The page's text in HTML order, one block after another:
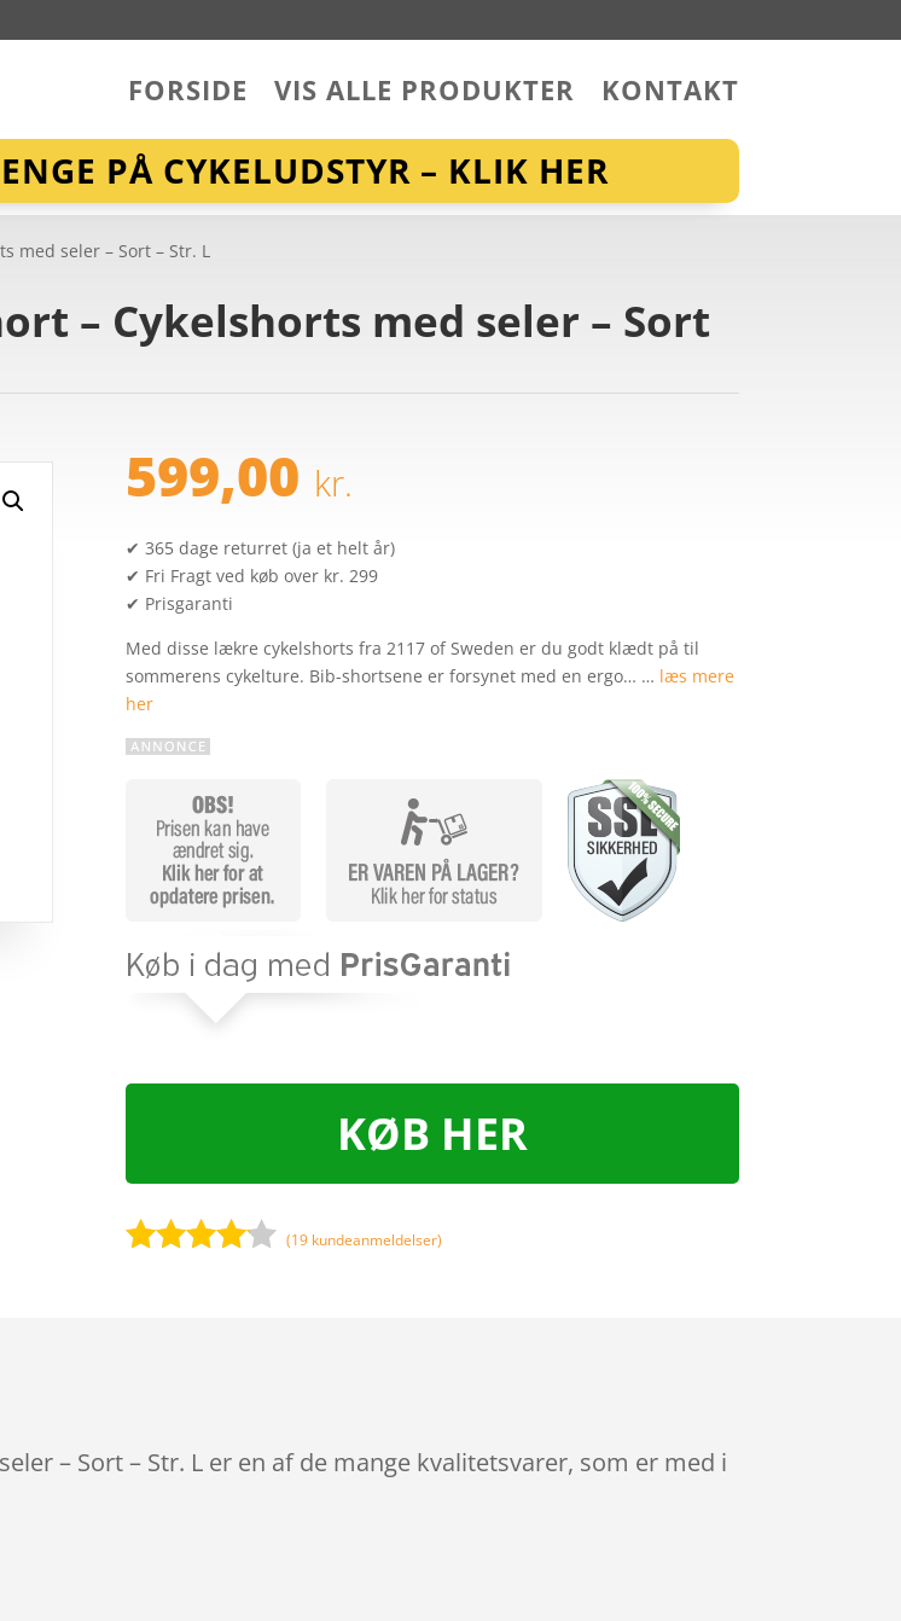
FORSIDE VIS ALLE PRODUKTER KONTAKT
PÅ CYKELUDSTYR – KLIK HER
med seler – Sort – Str. L
– Cykelshorts med seler – Sort
599,00 kr.
✔ 365 dage returret (ja et helt år)
✔ Fri Fragt ved køb over kr. 299
✔ Prisgaranti
Med disse lækre cykelshorts fra 2117 of Sweden er du godt klædt på til
sommerens cykelture. Bib-shortsene er forsynet med en ergo… … læs mere
her
KØB HER
ømmels
(19 kundeanmeldelser)
– Sort – Str. L er en af de mange kvalitetsvarer, som er med i